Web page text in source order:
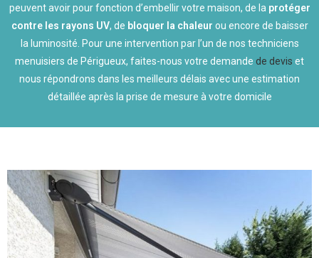
peuvent avoir pour fonction d’embellir votre maison, de la protéger
contre les rayons UV, de bloquer la chaleur ou encore de baisser
la luminosité. Pour une intervention par l’un de nos techniciens
menuisiers de Périgueux, faites-nous votre demande de devis et
nous répondrons dans les meilleurs délais avec une estimation
détaillée après la prise de mesure à votre domicile